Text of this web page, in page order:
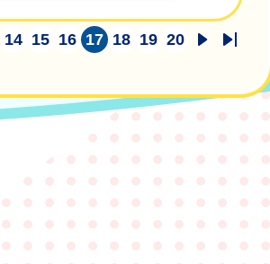
頁
14
頁
15
頁
16
目
頁
17
頁
18
頁
19
頁
20
頁
Last
page